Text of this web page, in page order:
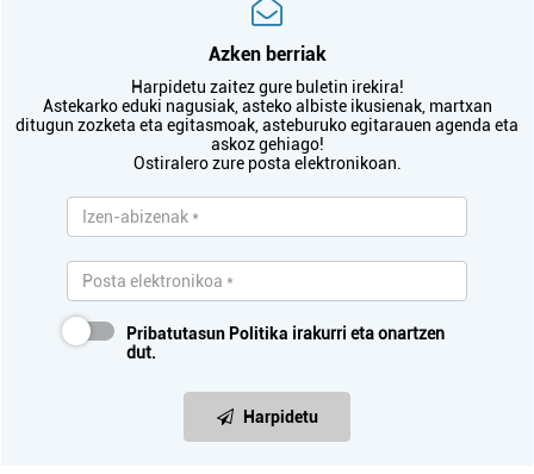
Azken berriak
Harpidetu zaitez gure buletin irekira!
Astekarko eduki nagusiak, asteko albiste ikusienak, martxan
ditugun zozketa eta egitasmoak, asteburuko egitarauen agenda eta
askoz gehiago!
Ostiralero zure posta elektronikoan.
Pribatutasun Politika irakurri eta onartzen
dut.
Harpidetu